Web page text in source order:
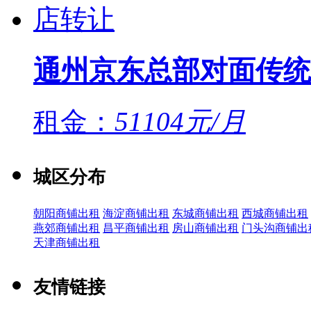
通州京东总部对面传
租金： 51104元/月
城区分布
朝阳商铺出租 海淀商铺出租 东城商铺出租 西城商铺出租
燕郊商铺出租 昌平商铺出租 房山商铺出租 门头沟商铺出
天津商铺出租
友情链接